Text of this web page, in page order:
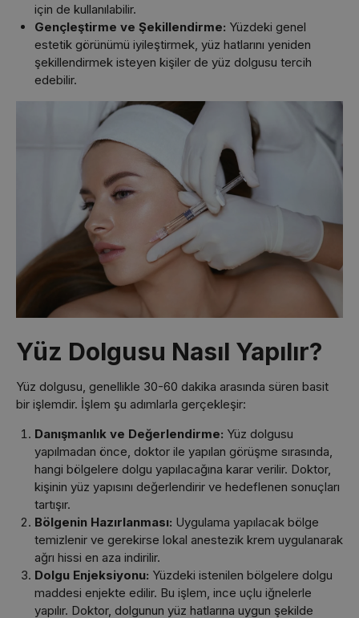
için de kullanılabilir.
Gençleştirme ve Şekillendirme: Yüzdeki genel
estetik görünümü iyileştirmek, yüz hatlarını yeniden
şekillendirmek isteyen kişiler de yüz dolgusu tercih
edebilir.
Yüz Dolgusu Nasıl Yapılır?
Yüz dolgusu, genellikle 30-60 dakika arasında süren basit
bir işlemdir. İşlem şu adımlarla gerçekleşir:
Danışmanlık ve Değerlendirme: Yüz dolgusu
yapılmadan önce, doktor ile yapılan görüşme sırasında,
hangi bölgelere dolgu yapılacağına karar verilir. Doktor,
kişinin yüz yapısını değerlendirir ve hedeflenen sonuçları
tartışır.
Bölgenin Hazırlanması: Uygulama yapılacak bölge
temizlenir ve gerekirse lokal anestezik krem uygulanarak
ağrı hissi en aza indirilir.
Dolgu Enjeksiyonu: Yüzdeki istenilen bölgelere dolgu
maddesi enjekte edilir. Bu işlem, ince uçlu iğnelerle
yapılır. Doktor, dolgunun yüz hatlarına uygun şekilde